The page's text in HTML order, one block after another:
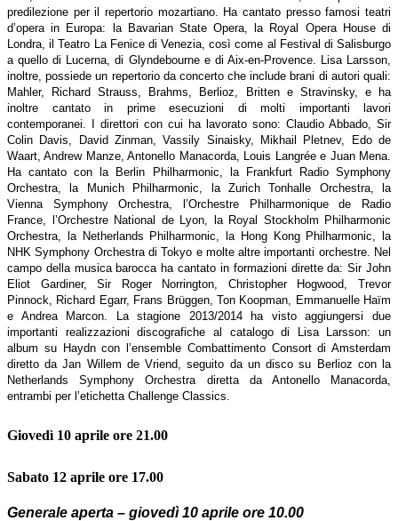
predilezione per il repertorio mozartiano. Ha cantato presso famosi teatri
d’opera in Europa: la Bavarian State Opera, la Royal Opera House di
Londra, il Teatro La Fenice di Venezia, così come al Festival di Salisburgo
a quello di Lucerna, di Glyndebourne e di Aix-en-Provence. Lisa Larsson,
inoltre, possiede un repertorio da concerto che include brani di autori quali:
Mahler, Richard Strauss, Brahms, Berlioz, Britten e Stravinsky, e ha
inoltre cantato in prime esecuzioni di molti importanti lavori
contemporanei. I direttori con cui ha lavorato sono: Claudio Abbado, Sir
Colin Davis, David Zinman, Vassily Sinaisky, Mikhail Pletnev, Edo de
Waart, Andrew Manze, Antonello Manacorda, Louis Langrée e Juan Mena.
Ha cantato con la Berlin Philharmonic, la Frankfurt Radio Symphony
Orchestra, la Munich Philharmonic, la Zurich Tonhalle Orchestra, la
Vienna Symphony Orchestra, l’Orchestre Philharmonique de Radio
France, l’Orchestre National de Lyon, la Royal Stockholm Philharmonic
Orchestra, la Netherlands Philharmonic, la Hong Kong Philharmonic, la
NHK Symphony Orchestra di Tokyo e molte altre importanti orchestre. Nel
campo della musica barocca ha cantato in formazioni dirette da: Sir John
Eliot Gardiner, Sir Roger Norrington, Christopher Hogwood, Trevor
Pinnock, Richard Egarr, Frans Brüggen, Ton Koopman, Emmanuelle Haïm
e Andrea Marcon. La stagione 2013/2014 ha visto aggiungersi due
importanti realizzazioni discografiche al catalogo di Lisa Larsson: un
album su Haydn con l’ensemble Combattimento Consort di Amsterdam
diretto da Jan Willem de Vriend, seguito da un disco su Berlioz con la
Netherlands Symphony Orchestra diretta da Antonello Manacorda,
entrambi per l’etichetta Challenge Classics.
Giovedì 10 aprile ore 21.00
Sabato 12 aprile ore 17.00
Generale aperta – giovedì 10 aprile ore 10.00